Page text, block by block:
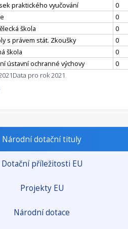
praktického vyučování
0
0
škola
0
s právem stát. Zkoušky
0
škola
0
ústavní ochranné výchovy
0
Data pro rok 2021
Národní dotační tituly
Dotační příležitosti EU
Projekty EU
Národní dotace